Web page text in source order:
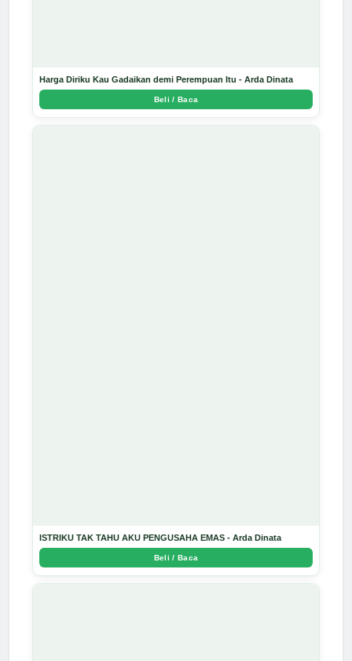
Harga Diriku Kau Gadaikan demi Perempuan Itu - Arda Dinata
Beli / Baca
ISTRIKU TAK TAHU AKU PENGUSAHA EMAS - Arda Dinata
Beli / Baca